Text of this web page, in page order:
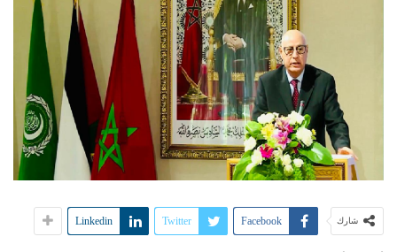
شارك Facebook
Twitter
Linkedin